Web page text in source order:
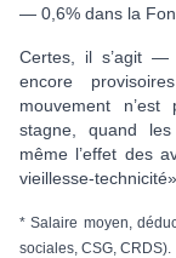
— 0,6% dans la
Certes, il s’agit
encore
mouvement
stagne, quand les
même l’effet des
vieillesse-
* Salaire moyen,
sociales, CSG, CRDS).